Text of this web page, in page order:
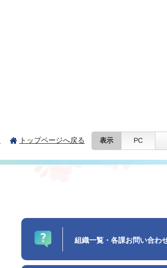
トップページへ戻る 表示 PC
組織一覧・各課お問い合わ